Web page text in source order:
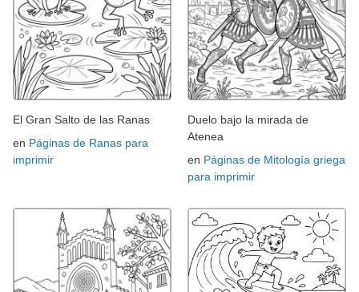
El Gran Salto de las Ranas
en Páginas de Ranas para
imprimir
Duelo bajo la mirada de
Atenea
en Páginas de Mitología griega
para imprimir